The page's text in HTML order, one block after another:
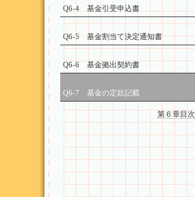
Q6-4 基金引受申込書
Q6-5 基金割当て決定通知書
Q6-6 基金拠出契約書
Q6-7 基金の定款記載
第６章目次